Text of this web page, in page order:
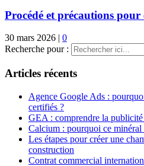
Procédé et précautions
30 mars 2026 | 0
Recherche pour :
Articles récents
Agence Google Ads :
certifiés ?
GEA : comprendre la
Calcium : pourquoi ce minéral
Les étapes pour créer une
construction
Contrat commercial